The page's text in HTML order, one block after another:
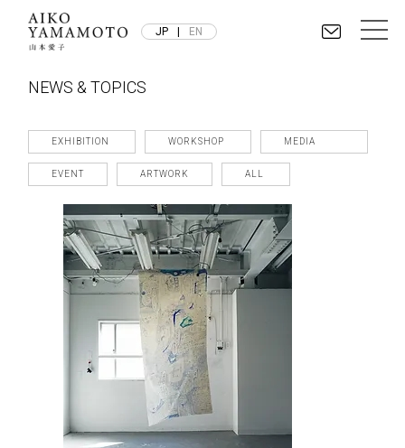
JP EN
NEWS & TOPICS
EXHIBITION WORKSHOP MEDIA
EVENT ARTWORK ALL